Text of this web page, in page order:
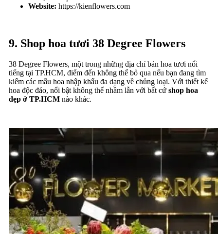
Website: https://kienflowers.com
9. Shop hoa tươi 38 Degree Flowers
38 Degree Flowers, một trong những địa chỉ bán hoa tươi nổi
tiếng tại TP.HCM, điểm đến không thể bỏ qua nếu bạn đang tìm
kiếm các mẫu hoa nhập khẩu đa dạng về chủng loại. Với thiết kế
hoa độc đáo, nổi bật không thể nhầm lẫn với bất cứ shop hoa
đẹp ở TP.HCM nào khác.